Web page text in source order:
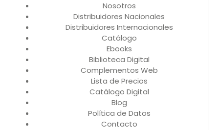
Nosotros
Distribuidores Nacionales
Distribuidores Internacionales
Catálogo
Ebooks
Biblioteca Digital
Complementos Web
Lista de Precios
Catálogo Digital
Blog
Política de Datos
Contacto